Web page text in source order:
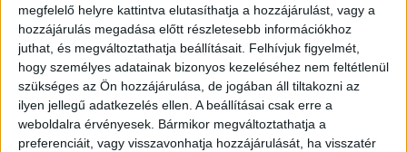
megfelelő helyre kattintva elutasíthatja a hozzájárulást, vagy a
hozzájárulás megadása előtt részletesebb információkhoz
juthat, és megváltoztathatja beállításait. Felhívjuk figyelmét,
hogy személyes adatainak bizonyos kezeléséhez nem feltétlenül
szükséges az Ön hozzájárulása, de jogában áll tiltakozni az
ilyen jellegű adatkezelés ellen. A beállításai csak erre a
weboldalra érvényesek. Bármikor megváltoztathatja a
preferenciáit, vagy visszavonhatja hozzájárulását, ha visszatér